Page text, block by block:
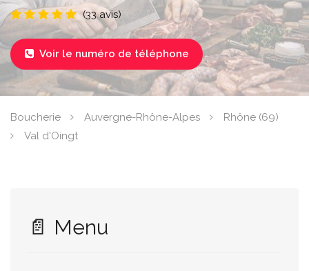
(33 avis)
 Voir le numéro de téléphone
Boucherie Auvergne-Rhône-Alpes
Rhône (69)
Val d'Oingt
📄 Menu